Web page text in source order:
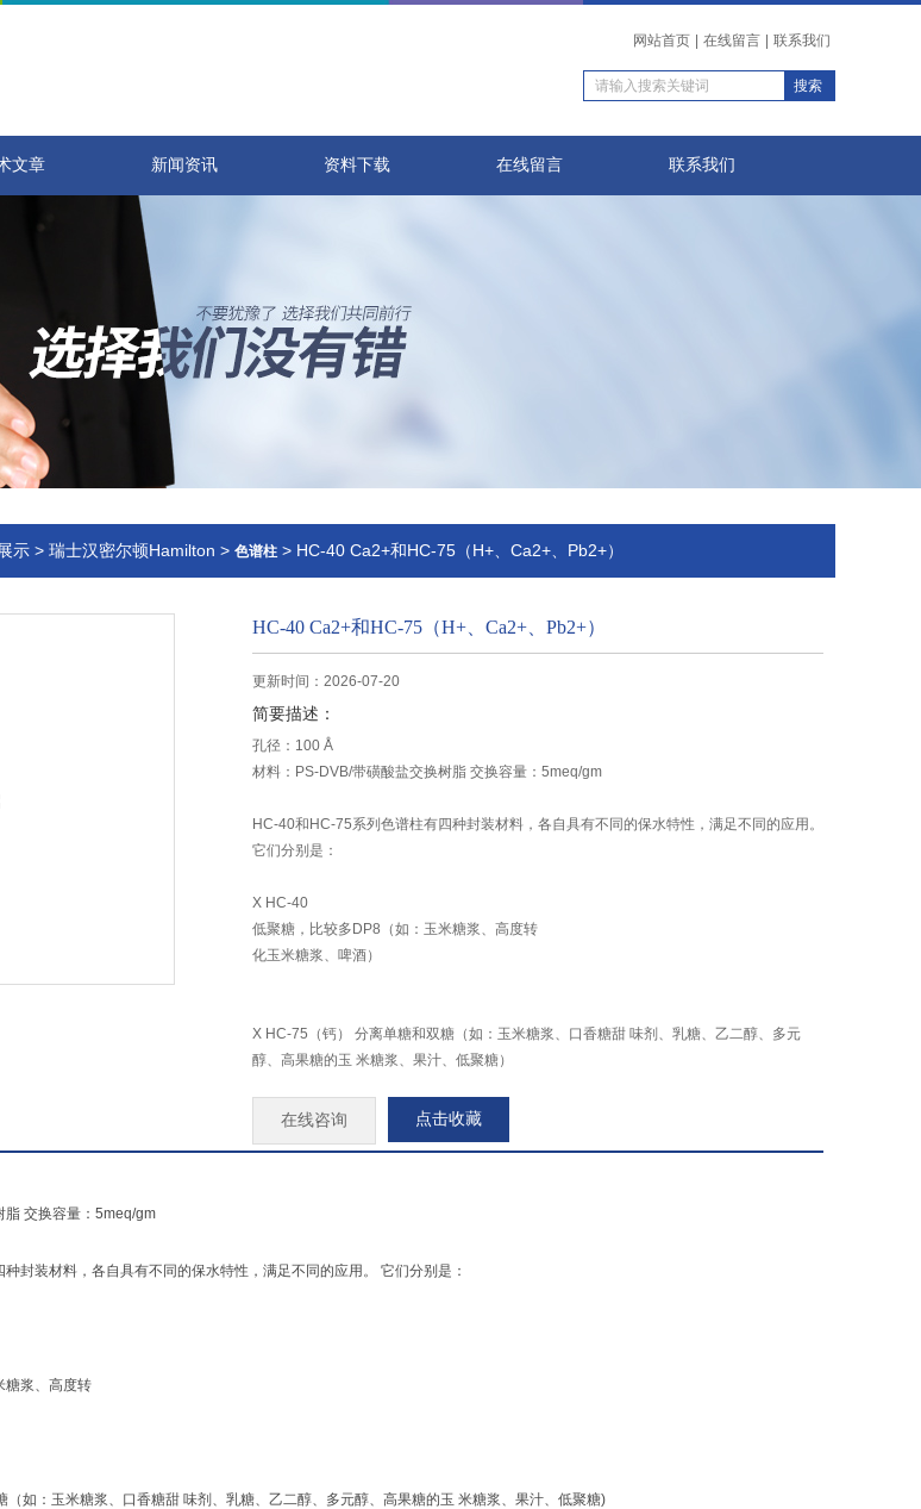
网站首页 在线留言 联系我们
文章 新闻资讯 资料下载 在线留言 联系我们
示 > 瑞士汉密尔顿Hamilton > 色谱柱 > HC-40 Ca2+和HC-75（H+、Ca2+、Pb2+）
HC-40 Ca2+和HC-75（H+、Ca2+、Pb2+）
更新时间：2026-07-20
简要描述：
孔径：100 Å
材料：PS-DVB/带磺酸盐交换树脂 交换容量：5meq/gm
HC-40和HC-75系列色谱柱有四种封装材料，各自具有不同的保水特性，满足不同的应用。
它们分别是：
X HC-40
低聚糖，比较多DP8（如：玉米糖浆、高度转
化玉米糖浆、啤酒）
X HC-75（钙） 分离单糖和双糖（如：玉米糖浆、口香糖甜 味剂、乳糖、乙二醇、多元
醇、高果糖的玉 米糖浆、果汁、低聚糖）
在线咨询 点击收藏
脂 交换容量：5meq/gm
封装材料，各自具有不同的保水特性，满足不同的应用。 它们分别是：
糖浆、高度转
（如：玉米糖浆、口香糖甜 味剂、乳糖、乙二醇、多元醇、高果糖的玉 米糖浆、果汁、低聚糖)